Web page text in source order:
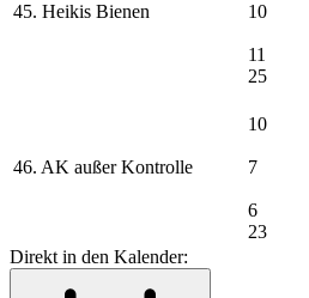
45. Heikis Bienen 10
11
25
46. AK außer Kontrolle
10
7
6
23
Direkt in den Kalender: